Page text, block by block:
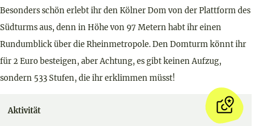
Besonders schön erlebt ihr den Kölner Dom von der Plattform des
Südturms aus, denn in Höhe von 97 Metern habt ihr einen
Rundumblick über die Rheinmetropole. Den Domturm könnt ihr
für 2 Euro besteigen, aber Achtung, es gibt keinen Aufzug,
sondern 533 Stufen, die ihr erklimmen müsst!
Aktivität